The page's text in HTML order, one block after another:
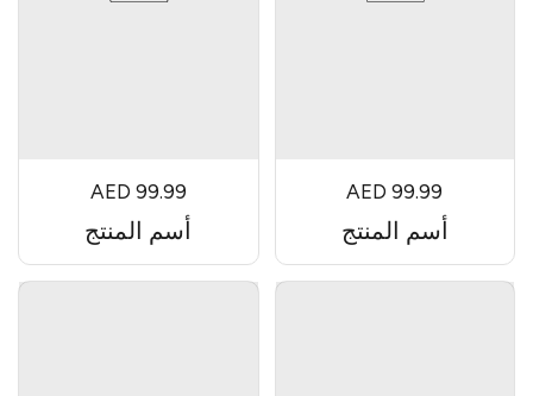
AED 99.99
أسم المنتج
AED 99.99
أسم المنتج